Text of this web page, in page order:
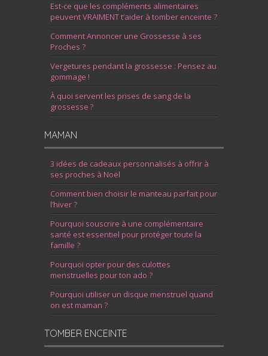
Est-ce que les compléments alimentaires
peuvent VRAIMENT t’aider à tomber enceinte ?
Comment Annoncer une Grossesse à ses
Proches ?
Vergetures pendant la grossesse : Pensez au
gommage !
À quoi servent les prises de sang de la
grossesse ?
MAMAN
3 idées de cadeaux personnalisés à offrir à
ses proches à Noël
Comment bien choisir le manteau parfait pour
l’hiver ?
Pourquoi souscrire à une complémentaire
santé est essentiel pour protéger toute la
famille ?
Pourquoi opter pour des culottes
menstruelles pour ton ado ?
Pourquoi utiliser un disque menstruel quand
on est maman ?
TOMBER ENCEINTE